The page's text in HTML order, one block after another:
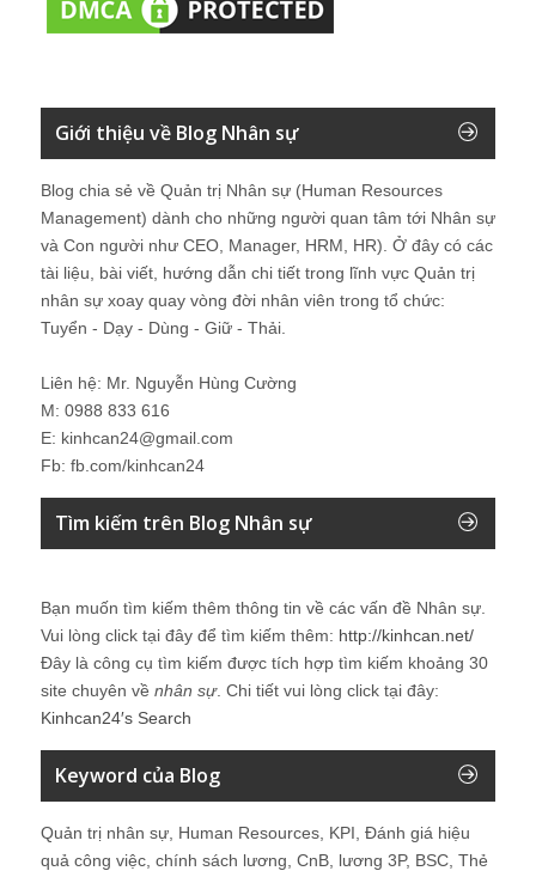
Giới thiệu về Blog Nhân sự
Blog chia sẻ về Quản trị Nhân sự (Human Resources
Management) dành cho những người quan tâm tới Nhân sự
và Con người như CEO, Manager, HRM, HR). Ở đây có các
tài liệu, bài viết, hướng dẫn chi tiết trong lĩnh vực Quản trị
nhân sự xoay quay vòng đời nhân viên trong tổ chức:
Tuyển - Dạy - Dùng - Giữ - Thải.
Liên hệ: Mr. Nguyễn Hùng Cường
M: 0988 833 616
E: kinhcan24@gmail.com
Fb: fb.com/kinhcan24
Tìm kiếm trên Blog Nhân sự
Bạn muốn tìm kiếm thêm thông tin về các vấn đề Nhân sự.
Vui lòng click tại đây để tìm kiếm thêm: http://kinhcan.net/
Đây là công cụ tìm kiếm được tích hợp tìm kiếm khoảng 30
site chuyên về nhân sự. Chi tiết vui lòng click tại đây:
Kinhcan24′s Search
Keyword của Blog
Quản trị nhân sự, Human Resources, KPI, Đánh giá hiệu
quả công việc, chính sách lương, CnB, lương 3P, BSC, Thẻ